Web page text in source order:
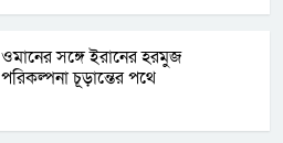
ওমানের সঙ্গে ইরানের হরমুজ
পরিকল্পনা চূড়ান্তের পথে